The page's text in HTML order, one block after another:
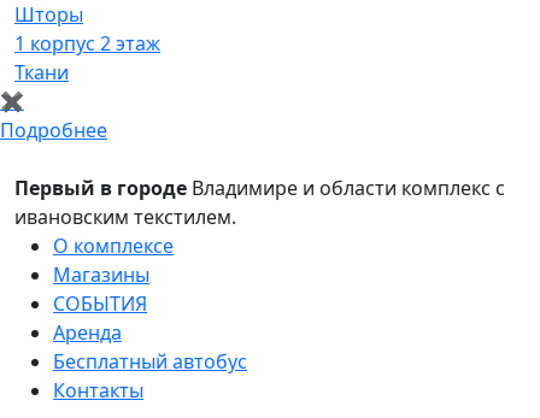
Шторы
1 корпус 2 этаж
Ткани
✖
Подробнее
Первый в городе Владимире и области комплекс с
ивановским текстилем.
О комплексе
Магазины
СОБЫТИЯ
Аренда
Бесплатный автобус
Контакты